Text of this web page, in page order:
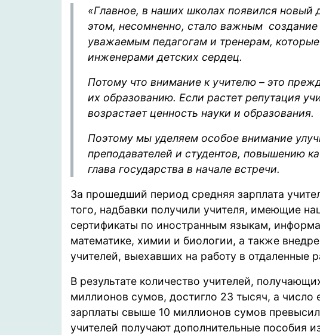
«Главное, в наших школах появился
этом, несомненно, стало важным
уважаемым педагогам и тренерам,
инженерами детских сердец.
Потому что внимание к учителю – это
их образованию. Если растет репутация
возрастает ценность науки и образования.
Поэтому мы уделяем особое внимание
преподавателей и студентов, повышению
глава государства в начале встречи.
За прошедший период средняя зарплата
того, надбавки получили учителя, имеющие
сертификаты по иностранным языкам,
математике, химии и биологии, а также
учителей, выехавших на работу в отдаленные
В результате количество учителей,
миллионов сумов, достигло 23 тысяч, а число
зарплаты свыше 10 миллионов сумов
учителей получают дополнительные пособия